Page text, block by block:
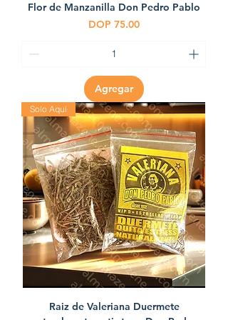
Flor de Manzanilla Don Pedro Pablo
Precio
DOP 75.00
Agregar
Solo Aquí
Raiz de Valeriana Duermete